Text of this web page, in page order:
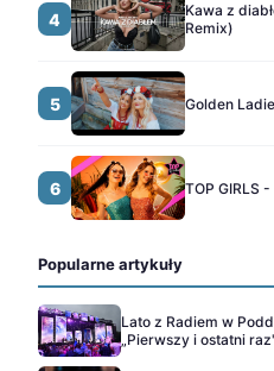
4
Kawa z
Remix)
5 Golden
6 TOP GIRLS
Popularne artykuły
Lato z Radiem w
„Pierwszy i ostatni